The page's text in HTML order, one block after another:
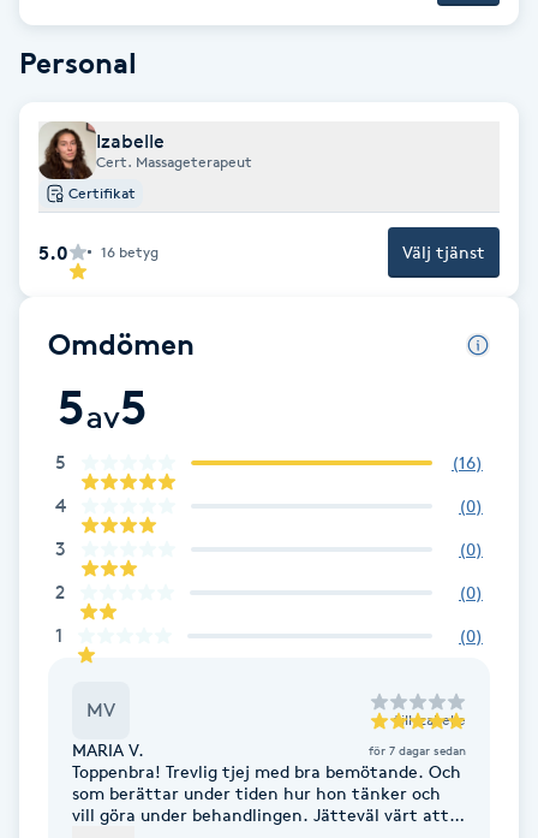
Fransförlängning Megavolym
Fransk manikyr
Frekvensterapi
Friskvårdsmassage
Frisör
Funktionsanalys
Färgning
Gel naglar
Personal
Izabelle
Cert. Massageterapeut
Certifikat
5.0 16 betyg Välj tjänst
Omdömen
5av5
5 (16)
4 (0)
3 (0)
2 (0)
1 (0)
MV till Izabelle
MARIA V. för 7 dagar sedan
Toppenbra! Trevlig tjej med bra bemötande. Och
som berättar under tiden hur hon tänker och
vill göra under behandlingen. Jätteväl värt att